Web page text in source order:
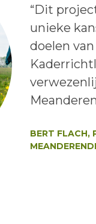
Lees het
“Dit
unieke
doelen
BERT FLACH,